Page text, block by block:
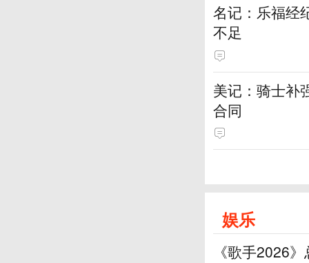
名记：乐福经
不足
美记：骑士补
合同
娱乐
《歌手2026